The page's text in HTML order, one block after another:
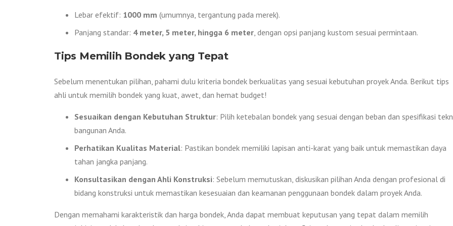
Lebar efektif: 1000 mm (umumnya, tergantung pada merek).
Panjang standar: 4 meter, 5 meter, hingga 6 meter , dengan opsi panjang kustom sesuai permintaan.
Tips Memilih Bondek yang Tepat
Sebelum menentukan pilihan, pahami dulu kriteria bondek berkualitas yang sesuai kebutuhan proyek Anda. Berikut tips
ahli untuk memilih bondek yang kuat, awet, dan hemat budget!
Sesuaikan dengan Kebutuhan Struktur: Pilih ketebalan bondek yang sesuai dengan beban dan spesifikasi
bangunan Anda.
Perhatikan Kualitas Material: Pastikan bondek memiliki lapisan anti-karat yang baik untuk memastikan daya
tahan jangka panjang.
Konsultasikan dengan Ahli Konstruksi: Sebelum memutuskan, diskusikan pilihan Anda dengan profesional di
bidang konstruksi untuk memastikan kesesuaian dan keamanan penggunaan bondek dalam proyek Anda.
Dengan memahami karakteristik dan harga bondek, Anda dapat membuat keputusan yang tepat dalam memilih